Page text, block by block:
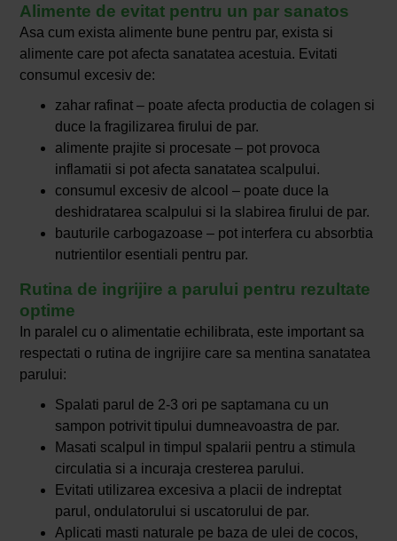
Alimente de evitat pentru un par sanatos
Asa cum exista alimente bune pentru par, exista si
alimente care pot afecta sanatatea acestuia. Evitati
consumul excesiv de:
zahar rafinat – poate afecta productia de colagen si
duce la fragilizarea firului de par.
alimente prajite si procesate – pot provoca
inflamatii si pot afecta sanatatea scalpului.
consumul excesiv de alcool – poate duce la
deshidratarea scalpului si la slabirea firului de par.
bauturile carbogazoase – pot interfera cu absorbtia
nutrientilor esentiali pentru par.
Rutina de ingrijire a parului pentru rezultate
optime
In paralel cu o alimentatie echilibrata, este important sa
respectati o rutina de ingrijire care sa mentina sanatatea
parului:
Spalati parul de 2-3 ori pe saptamana cu un
sampon potrivit tipului dumneavoastra de par.
Masati scalpul in timpul spalarii pentru a stimula
circulatia si a incuraja cresterea parului.
Evitati utilizarea excesiva a placii de indreptat
parul, ondulatorului si uscatorului de par.
Aplicati masti naturale pe baza de ulei de cocos,